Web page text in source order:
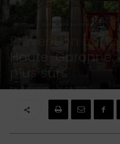
Politique Collectivité territoriale
Prévention
Haute-Garonne
plus sûrs
Par Redaction - 14 mai 2026